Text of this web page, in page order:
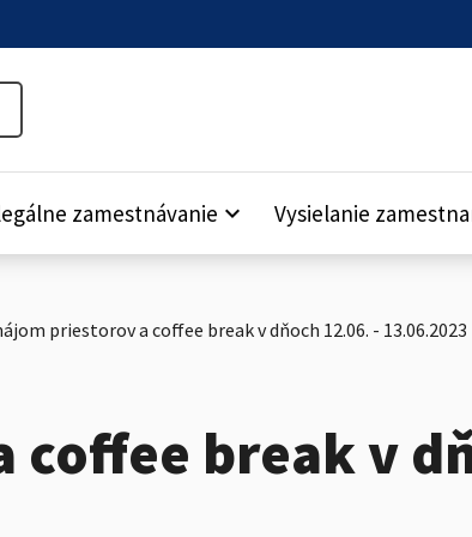
zamestnávanie keyboard_arrow_down Vysielanie
priestorov a coffee break v dňoch 12.06. - 13.06.2023
break v